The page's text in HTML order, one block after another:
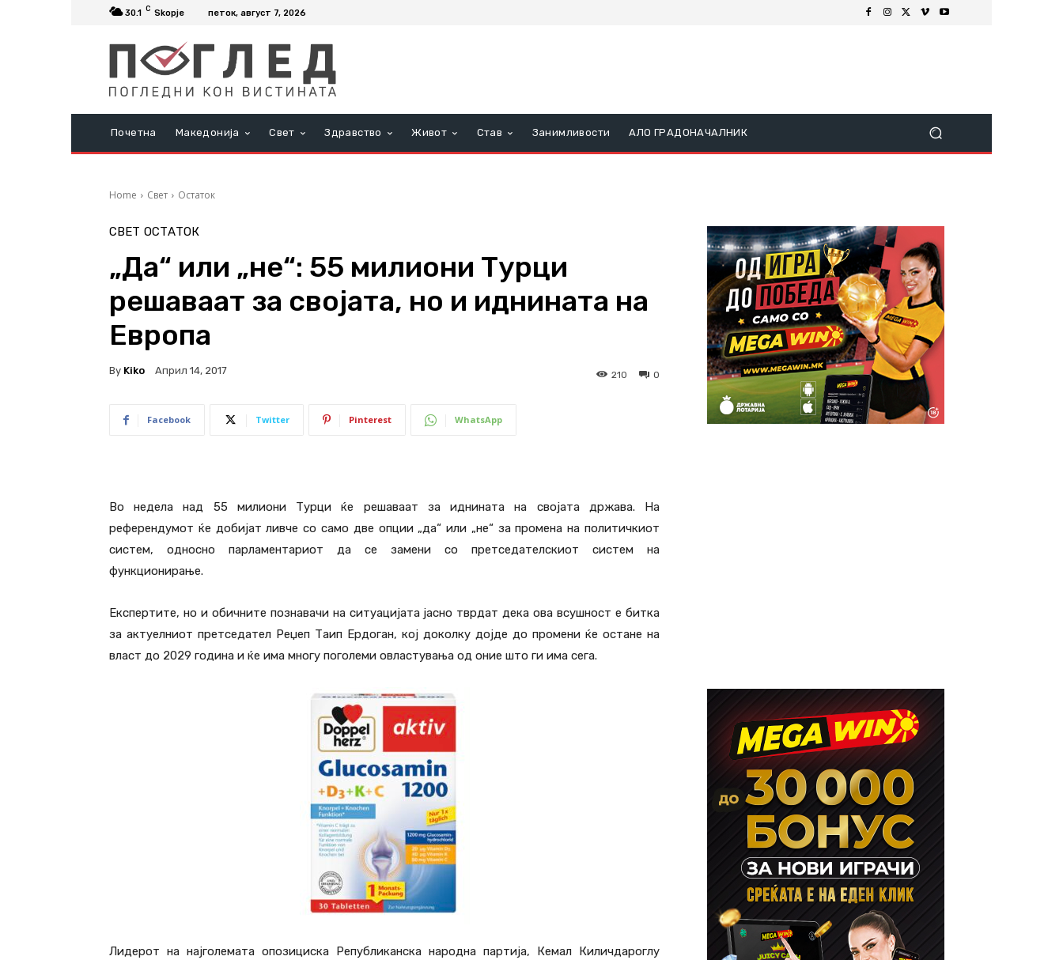
30.1 C Skopje петок, август 7, 2026
Почетна Македонија Свет Здравство Живот Став Занимливости АЛО ГРАДОНАЧАЛНИК
Home Свет Остаток
СВЕТ ОСТАТОК
„Да“ или „не“: 55 милиони Турци
решаваат за својата, но и иднината на
Европа
By Kiko Април 14, 2017 0
210
Facebook Twitter Pinterest WhatsApp
Во недела над 55 милиони Турци ќе решаваат за иднината на својата држава. На
референдумот ќе добијат ливче со само две опции „да“ или „не“ за промена на политичкиот
систем, односно парламентариот да се замени со претседателскиот систем на
функционирање.
Експертите, но и обичните познавачи на ситуацијата јасно тврдат дека ова всушност е битка
за актуелниот претседател Реџеп Таип Ердоган, кој доколку дојде до промени ќе остане на
власт до 2029 година и ќе има многу поголеми овластувања од оние што ги има сега.
Лидерот на најголемата опозициска Републиканска народна партија, Кемал Киличдароглу